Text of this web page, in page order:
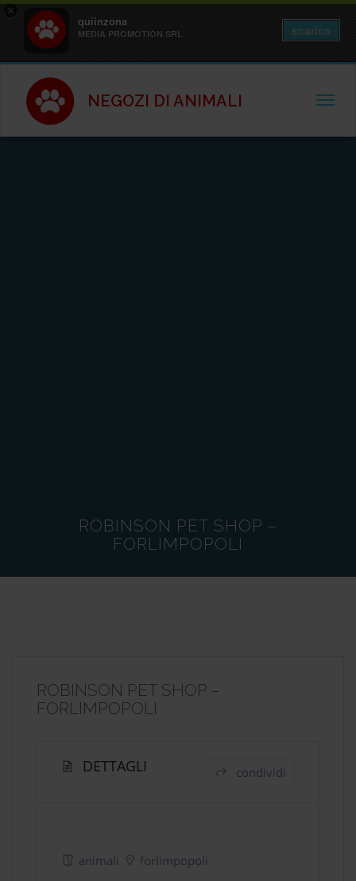
×
quiinzona
MEDIA PROMOTION SRL scarica
NEGOZI DI ANIMALI
ROBINSON PET SHOP –
FORLIMPOPOLI
ROBINSON PET SHOP –
FORLIMPOPOLI
DETTAGLI condividi
animali forlimpopoli